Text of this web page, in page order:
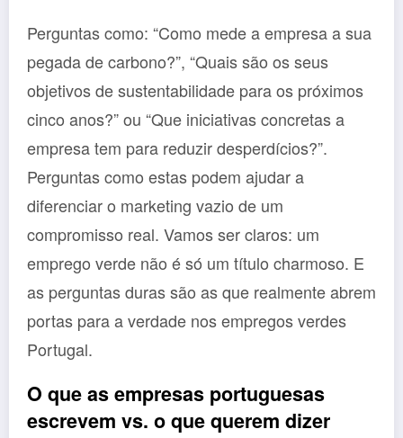
Perguntas como: “Como mede a empresa a sua
pegada de carbono?”, “Quais são os seus
objetivos de sustentabilidade para os próximos
cinco anos?” ou “Que iniciativas concretas a
empresa tem para reduzir desperdícios?”.
Perguntas como estas podem ajudar a
diferenciar o marketing vazio de um
compromisso real. Vamos ser claros: um
emprego verde não é só um título charmoso. E
as perguntas duras são as que realmente abrem
portas para a verdade nos empregos verdes
Portugal.
O que as empresas portuguesas
escrevem vs. o que querem dizer